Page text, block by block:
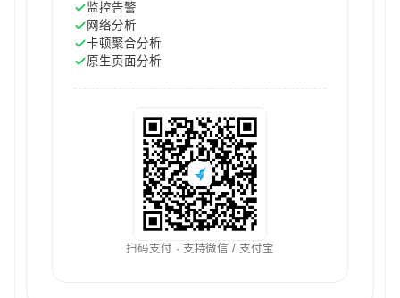
监控告警
网络分析
卡顿聚合分析
原生页面分析
扫码支付 · 支持微信 / 支付宝